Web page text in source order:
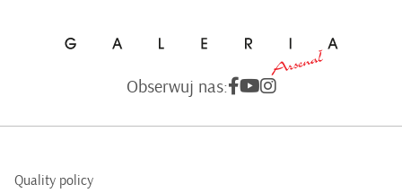
Obserwuj nas:
Quality policy